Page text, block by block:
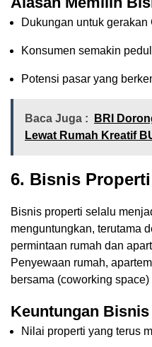
Dukungan untuk gerakan
Konsumen semakin
Potensi pasar yang
Baca Juga :
BRI
Lewat Rumah Kreatif
6. Bisnis Properti
Bisnis properti selalu
menguntungkan, terutama
permintaan rumah dan
Penyewaan rumah,
bersama (coworking
Keuntungan
Nilai properti yang terus